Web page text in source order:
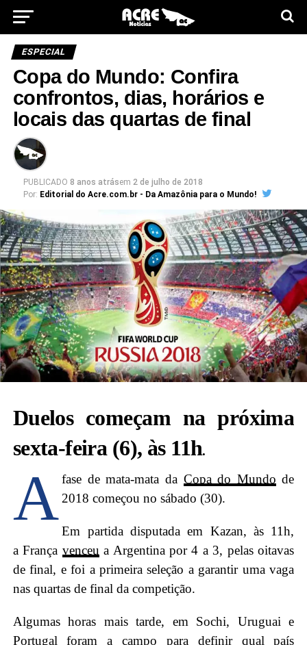
ESPECIAL
Copa do Mundo: Confira
confrontos, dias, horários e
locais das quartas de final
PUBLICADO 8 anos atrásem 2 de julho de 2018
Por: Editorial do Acre.com.br - Da Amazônia para o Mundo!
Duelos começam na próxima
sexta-feira (6), às 11h.
A fase de mata-mata da Copa do Mundo de
2018 começou no sábado (30).
Em partida disputada em Kazan, às 11h,
a França venceu a Argentina por 4 a 3, pelas oitavas
de final, e foi a primeira seleção a garantir uma vaga
nas quartas de final da competição.
Algumas horas mais tarde, em Sochi, Uruguai e
Portugal foram a campo para definir qual país